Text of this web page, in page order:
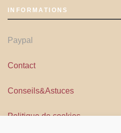
INFORMATIONS
Paypal
Contact
Conseils&Astuces
Politique de cookies